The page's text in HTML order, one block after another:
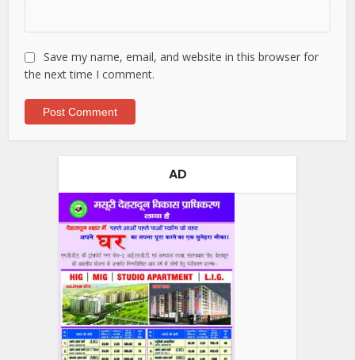
Save my name, email, and website in this browser for
the next time I comment.
AD